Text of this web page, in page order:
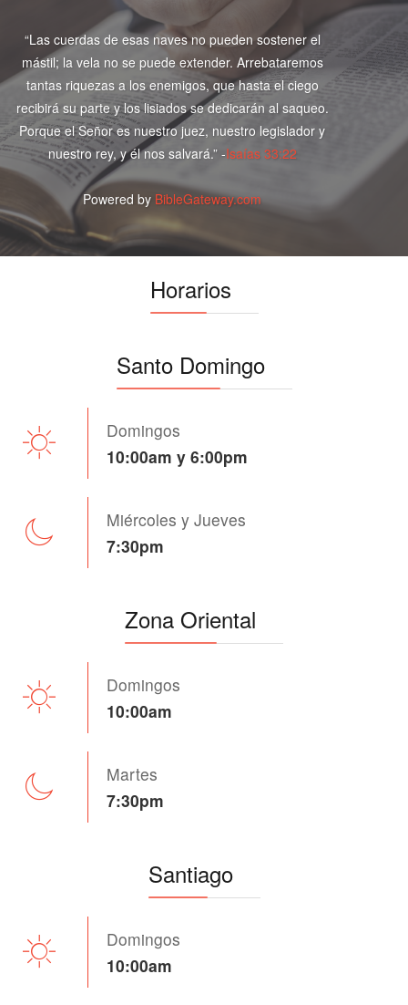
“Las cuerdas de esas naves no pueden sostener el
mástil; la vela no se puede extender. Arrebataremos
tantas riquezas a los enemigos, que hasta el ciego
recibirá su parte y los lisiados se dedicarán al saqueo.
Porque el Señor es nuestro juez, nuestro legislador y
nuestro rey, y él nos salvará.” -Isaías 33:22
Powered by BibleGateway.com
Horarios
Santo Domingo
Domingos
10:00am y 6:00pm
Miércoles y Jueves
7:30pm
Zona Oriental
Domingos
10:00am
Martes
7:30pm
Santiago
Domingos
10:00am